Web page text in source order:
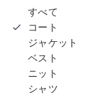
すべて
コート
ジャケット
ベスト
ニット
シャツ